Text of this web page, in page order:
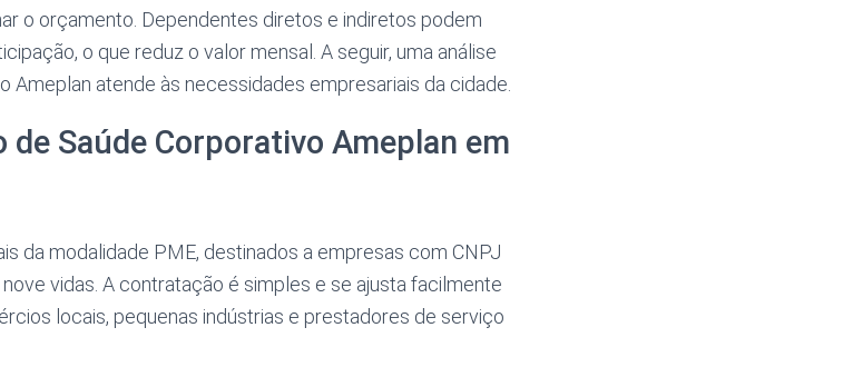
o orçamento. Dependentes diretos e indiretos podem
o que reduz o valor mensal. A seguir, uma análise
atende às necessidades empresariais da cidade.
de Saúde Corporativo Ameplan em
da modalidade PME, destinados a empresas com CNPJ
vidas. A contratação é simples e se ajusta facilmente
locais, pequenas indústrias e prestadores de serviço